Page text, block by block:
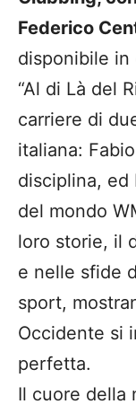
Federico
disponibile in
“Al di Là del
carriere di
italiana:
disciplina, ed
del mondo
loro storie, il
e nelle sfide
sport,
Occidente si
perfetta.
Il cuore della